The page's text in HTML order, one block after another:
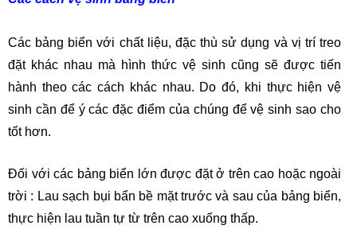
Các bảng biển với chất liệu, đặc thù sử dụng và vị trí treo
đặt khác nhau mà hình thức vệ sinh cũng sẽ được tiến
hành theo các cách khác nhau. Do đó, khi thực hiện vệ
sinh cần để ý các đặc điểm của chúng để vệ sinh sao cho
tốt hơn.
Đối với các bảng biển lớn được đặt ở trên cao hoặc ngoài
trời : Lau sạch bụi bẩn bề mặt trước và sau của bảng biển,
thực hiện lau tuần tự từ trên cao xuống thấp.